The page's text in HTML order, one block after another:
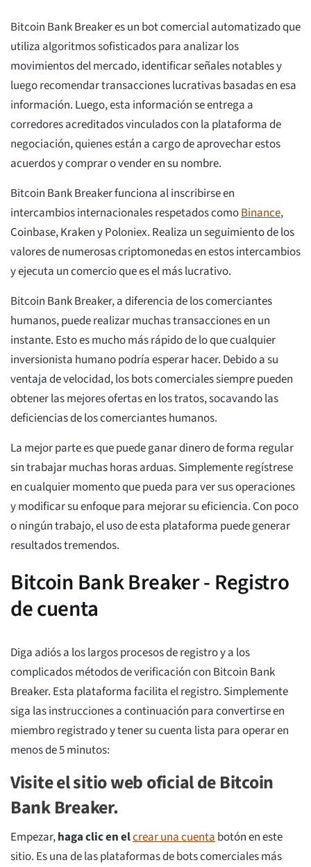
Bitcoin Bank Breaker es un bot comercial automatizado que
utiliza algoritmos sofisticados para analizar los
movimientos del mercado, identificar señales notables y
luego recomendar transacciones lucrativas basadas en esa
información. Luego, esta información se entrega a
corredores acreditados vinculados con la plataforma de
negociación, quienes están a cargo de aprovechar estos
acuerdos y comprar o vender en su nombre.
Bitcoin Bank Breaker funciona al inscribirse en
intercambios internacionales respetados comoBinance,
Coinbase, Kraken y Poloniex. Realiza un seguimiento de los
valores de numerosas criptomonedas en estos intercambios
y ejecuta un comercio que es el más lucrativo.
Bitcoin Bank Breaker, a diferencia de los comerciantes
humanos, puede realizar muchas transacciones en un
instante. Esto es mucho más rápido de lo que cualquier
inversionista humano podría esperar hacer. Debido a su
ventaja de velocidad, los bots comerciales siempre pueden
obtener las mejores ofertas en los tratos, socavando las
deficiencias de los comerciantes humanos.
La mejor parte es que puede ganar dinero de forma regular
sin trabajar muchas horas arduas. Simplemente regístrese
en cualquier momento que pueda para ver sus operaciones
y modificar su enfoque para mejorar su eficiencia. Con poco
o ningún trabajo, el uso de esta plataforma puede generar
resultados tremendos.
Bitcoin Bank Breaker - Registro
de cuenta
Diga adiós a los largos procesos de registro y a los
complicados métodos de verificación con Bitcoin Bank
Breaker. Esta plataforma facilita el registro. Simplemente
siga las instrucciones a continuación para convertirse en
miembro registrado y tener su cuenta lista para operar en
menos de 5 minutos:
Visite el sitio web oficial de Bitcoin
Bank Breaker.
Empezar,haga clic en elcrear una cuentabotón en este
sitio. Es una de las plataformas de bots comerciales más